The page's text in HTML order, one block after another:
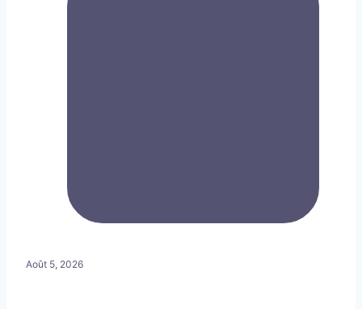
Août 5, 2026